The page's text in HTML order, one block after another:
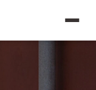
位APP